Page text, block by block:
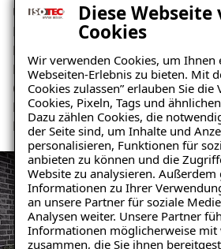
Diese
Cookies
Wir verwenden Cookies, um Ihnen
Webseiten-Erlebnis zu bieten. Mit
Cookies zulassen” erlauben Sie
Cookies, Pixeln, Tags und
Dazu zählen Cookies, die
der Seite sind, um Inhalte und
personalisieren, Funktionen für
anbieten zu können und die
Website zu analysieren.
Informationen zu Ihrer
an unsere Partner für soziale
Analysen weiter. Unsere Partner
Informationen möglicherweise mit
zusammen, die Sie ihnen
Unser speziell konzipiertes
Beschichtungssystem sorgt dabei
Haftung zwischen Belag und
Erneuerung des Garagenbodens
(bei Bedarf) auch die Beseitigung
Feuchtigkeitsquellen. Auch
Feuchtigkeitsschäden werden
Ratgeber „Sofort-
Feuchtigkeit“
– jetzt kostenlos